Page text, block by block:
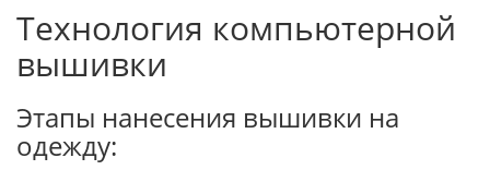
Технология компьютерной
вышивки
Этапы нанесения вышивки на
одежду: